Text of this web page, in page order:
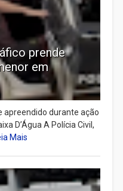
prende
em
apreendido durante ação
D’Água A Polícia Civil,
Mais